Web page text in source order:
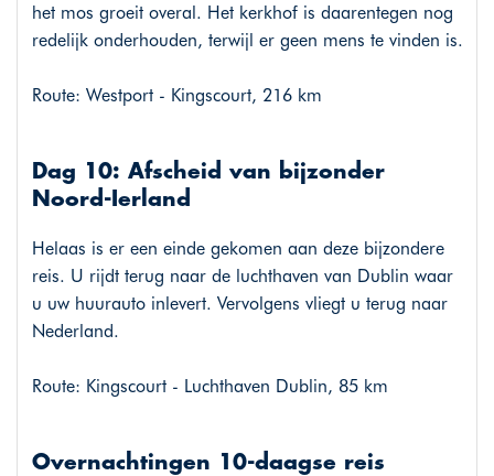
het mos groeit overal. Het kerkhof is daarentegen nog
redelijk onderhouden, terwijl er geen mens te vinden is.
Route: Westport - Kingscourt, 216 km
Dag 10: Afscheid van bijzonder
Noord-Ierland
Helaas is er een einde gekomen aan deze bijzondere
reis. U rijdt terug naar de luchthaven van Dublin waar
u uw huurauto inlevert. Vervolgens vliegt u terug naar
Nederland.
Route: Kingscourt - Luchthaven Dublin, 85 km
Overnachtingen 10-daagse reis